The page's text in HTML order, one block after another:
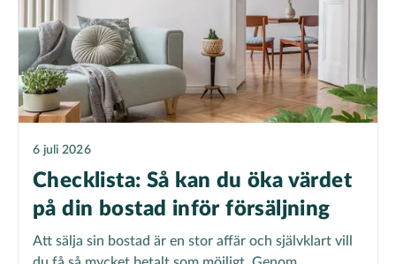
6 juli 2026
Checklista: Så kan du öka värdet
på din bostad inför försäljning
Att sälja sin bostad är en stor affär och självklart vill